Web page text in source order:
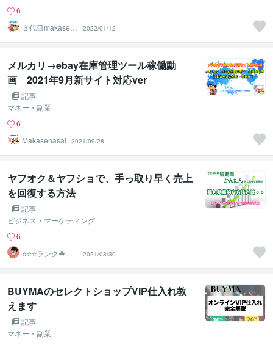
6
３代目makasen
asai
2022/01/12
メルカリ→ebay在庫管理ツール稼働動
画 2021年9月新サイト対応ver
記事
マネー・副業
6
Makasenasai
2021/09/28
ヤフオク＆ヤフショで、手っ取り早く売上
を回復する方法
記事
ビジネス・マーケティング
6
⭐️⭐️⭐️ランク☘ヤ
フオクマスター
2021/08/30
BUYMAのセレクトショップVIP仕入れ教
えます
記事
マネー・副業